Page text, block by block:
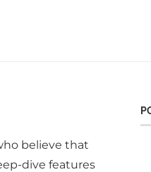
believe that
dive features